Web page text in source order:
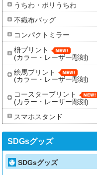
うちわ・ポリうちわ
不織布バッグ
コンパクトミラー
枡プリント
(カラー・レーザー彫刻)
絵馬プリント
(カラー・レーザー彫刻)
コースタープリント
(カラー・レーザー彫刻)
スマホスタンド
SDGsグッズ
SDGsグッズ